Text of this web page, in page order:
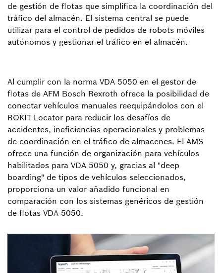
de gestión de flotas que simplifica la coordinación del
tráfico del almacén. El sistema central se puede
utilizar para el control de pedidos de robots móviles
autónomos y gestionar el tráfico en el almacén.
Al cumplir con la norma VDA 5050 en el gestor de
flotas de AFM Bosch Rexroth ofrece la posibilidad de
conectar vehículos manuales reequipándolos con el
ROKIT Locator para reducir los desafíos de
accidentes, ineficiencias operacionales y problemas
de coordinación en el tráfico de almacenes. El AMS
ofrece una función de organización para vehículos
habilitados para VDA 5050 y, gracias al "deep
boarding" de tipos de vehículos seleccionados,
proporciona un valor añadido funcional en
comparación con los sistemas genéricos de gestión
de flotas VDA 5050.